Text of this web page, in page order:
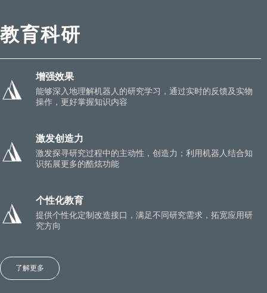
教育科研
增强效果
能够深入地理解机器人的研究学习，通过实时的反馈及实物
操作，更好掌握知识内容
激发创造力
激发探寻研究过程中的主动性，创造力；利用机器人结合知
识拓展更多的酷炫功能
个性化教育
提供个性化定制改造接口，满足不同研究需求，拓宽应用研
究方向
了解更多